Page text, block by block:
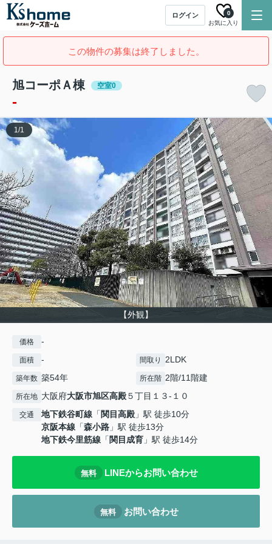
ログイン
お気に入り
0
この物件の募集は終了しました。
旭コーポＡ棟 空室0
-
【外観】
1/1
価格 -
面積 - 間取り 2LDK
築年数 築54年 所在階 2階/11階建
所在地 大阪府大阪市旭区高殿５丁目１３-１０
交通 地下鉄谷町線 「 関目高殿 」駅 徒歩10分
京阪本線 「森小路 」駅 徒歩13分
地下鉄今里筋線 「 関目成育 」駅 徒歩14分
無料 LINEからお問い合わせ
無料 お問い合わせ